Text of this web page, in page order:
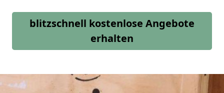
blitzschnell kostenlose Angebote
erhalten